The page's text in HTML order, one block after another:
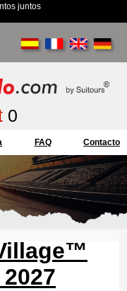
juntos
0
FAQ Contacto